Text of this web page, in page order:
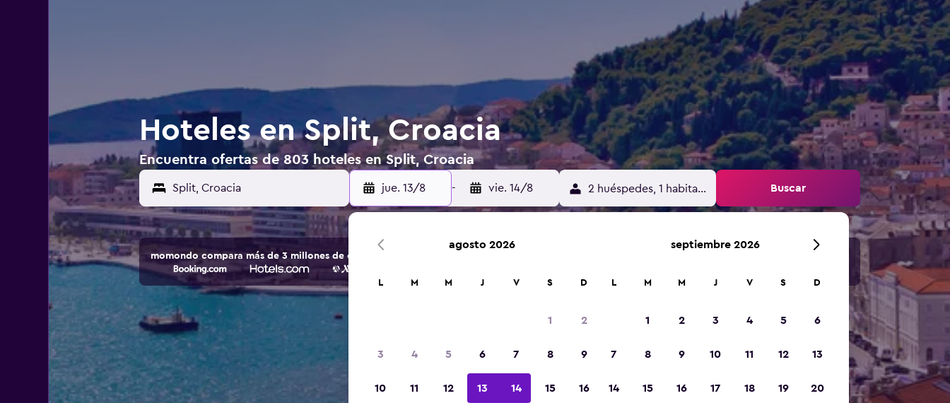
Hoteles en Split, Croacia
Encuentra ofertas de 803 hoteles en Split, Croacia
jue. 13/8 - vie. 14/8 2 huéspedes, 1 habitación Buscar
momondo compara más de 3 millones de opciones de hoteles y alojamientos.
agosto 2026
L M M J V S D
1 2
3 4 5 6 7 8 9
10 11 12 13 14 15 16
septiembre 2026
L M M J V S D
1 2 3 4 5 6
7 8 9 10 11 12 13
14 15 16 17 18 19 20